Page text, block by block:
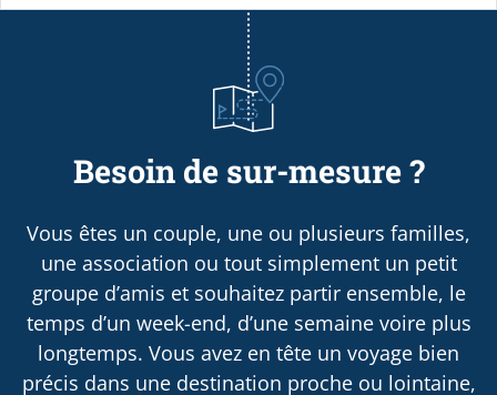
Besoin de sur-mesure ?
Vous êtes un couple, une ou plusieurs familles,
une association ou tout simplement un petit
groupe d’amis et souhaitez partir ensemble, le
temps d’un week-end, d’une semaine voire plus
longtemps. Vous avez en tête un voyage bien
précis dans une destination proche ou lointaine,